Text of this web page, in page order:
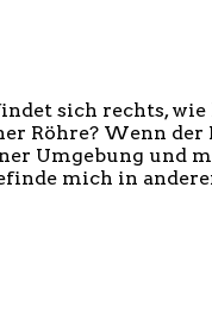
sich rechts,
Röhre? Wenn
Umgebung
mich in